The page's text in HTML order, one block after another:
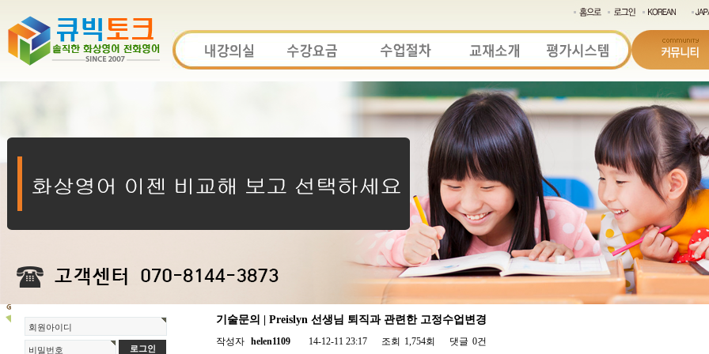
회원아이디
비밀번호
기술문의 | Preislyn 선생님 퇴직과 관련한 고정수업변경
작성자 helen1109 14-12-11 23:17 조회 1,754회 댓글 0건